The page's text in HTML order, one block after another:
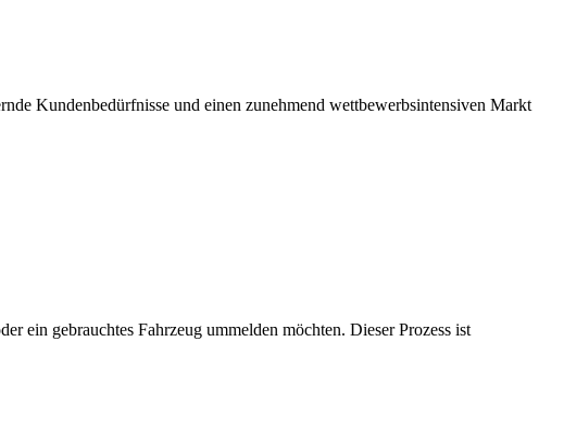
Kundenbedürfnisse und einen zunehmend wettbewerbsintensiven Markt
ein gebrauchtes Fahrzeug ummelden möchten. Dieser Prozess ist